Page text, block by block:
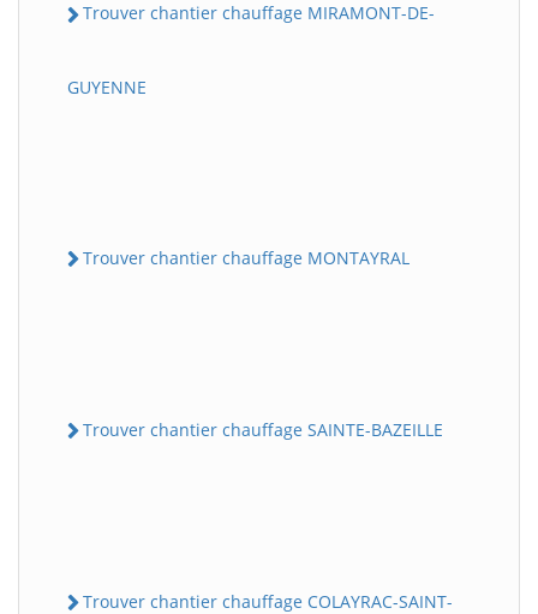
Trouver chantier chauffage MIRAMONT-DE-
GUYENNE
Trouver chantier chauffage MONTAYRAL
Trouver chantier chauffage SAINTE-BAZEILLE
Trouver chantier chauffage COLAYRAC-SAINT-